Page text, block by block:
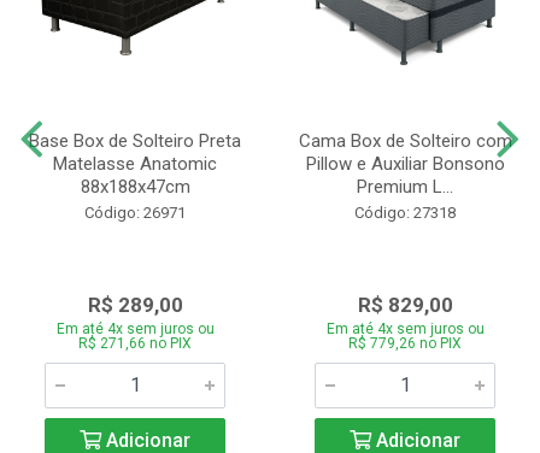
Base Box de Solteiro Preta
Matelasse Anatomic
88x188x47cm
Código: 26971
R$ 289,00
Em até 4x sem juros ou
R$ 271,66 no PIX
Adicionar
Cama Box de Solteiro com
Pillow e Auxiliar Bonsono
Premium L...
Código: 27318
R$ 829,00
Em até 4x sem juros ou
R$ 779,26 no PIX
Adicionar